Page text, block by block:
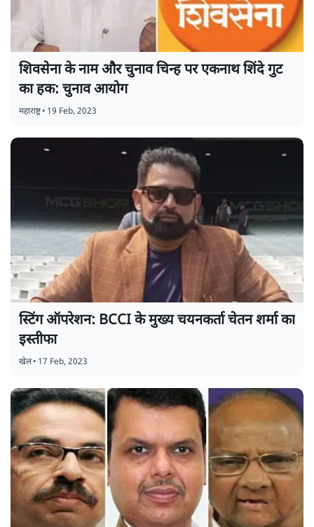
शिवसेना के नाम और चुनाव चिन्ह पर एकनाथ शिंदे गुट
का हक: चुनाव आयोग
महाराष्ट्र• 19 Feb, 2023
स्टिंग ऑपरेशन: BCCI के मुख्य चयनकर्ता चेतन शर्मा का
इस्तीफा
खेल• 17 Feb, 2023